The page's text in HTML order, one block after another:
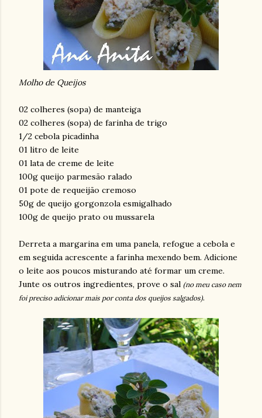
Molho de Queijos
02 colheres (sopa) de manteiga
02 colheres (sopa) de farinha de trigo
1/2 cebola picadinha
01 litro de leite
01 lata de creme de leite
100g queijo parmesão ralado
01 pote de requeijão cremoso
50g de queijo gorgonzola esmigalhado
100g de queijo prato ou mussarela
Derreta a margarina em uma panela, refogue a cebola e
em seguida acrescente a farinha mexendo bem. Adicione
o leite aos poucos misturando até formar um creme.
Junte os outros ingredientes, prove o sal (no meu caso nem
foi preciso adicionar mais por conta dos queijos salgados).